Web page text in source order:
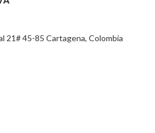
21# 45-85 Cartagena, Colombia